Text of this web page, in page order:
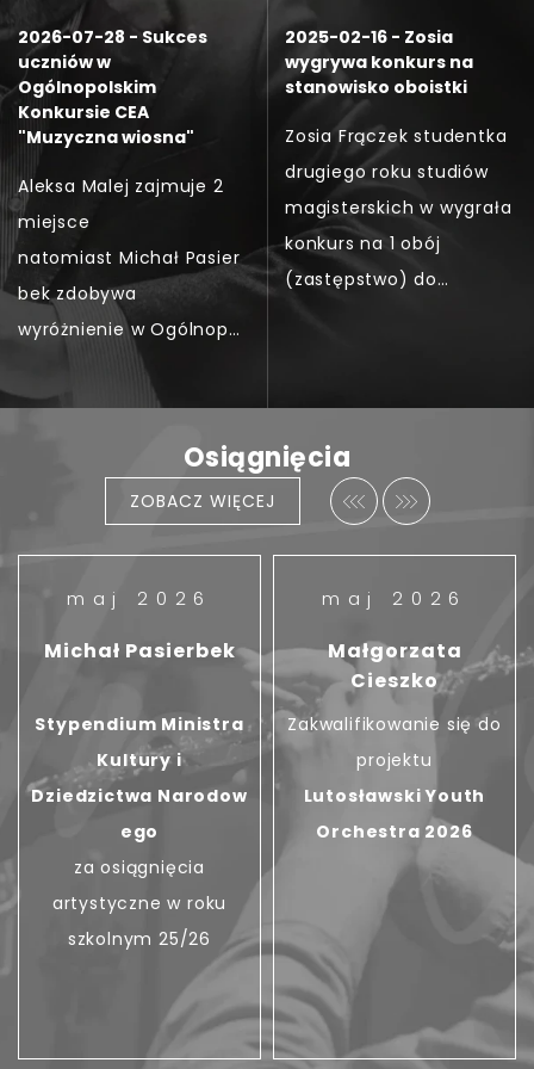
w jury wielu konkursów dedykowanych
instrumentom dętym. Od roku 2021 jestem
konsultantem Centrum Edukacji Artystycznej
oraz ekspertem MEiN. W roku 2023
otrzymałem tytuł profesora w dyscyplinie
sztuki muzyczne. Zostałem odznaczony
Srebrnym Krzyżem Zasługi.
2026-07-28 - Sukces
uczniów w
Ogólnopolskim
Konkursie CEA
"Muzyczna wiosna"
Aleksa Malej zajmuje 2
miejsce
natomiast Michał Pasier
bek zdobywa
wyróżnienie w Ogólnopol
skim Konkursie
"Muzyczna Wiosna 2026"
w Częstochowie.
2025-02-16 - Zosia
wygrywa konkurs na
stanowisko oboistki
Zosia Frączek studentka
drugiego roku studiów
magisterskich w wygrała
konkurs na 1 obój
(zastępstwo) do
Osiągnięcia
ZOBACZ WIĘCEJ
maj 2026
Michał Pasierbek
Stypendium Ministra
Kultury i
Dziedzictwa Narodow
ego
za osiągnięcia
artystyczne w roku
szkolnym 25/26
maj 2026
Małgorzata
Cieszko
Zakwalifikowanie się do
projektu
Lutosławski Youth
Orchestra 2026